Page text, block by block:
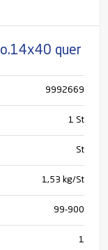
quer
9992669
1 St
St
1,53 kg/St
99-900
1